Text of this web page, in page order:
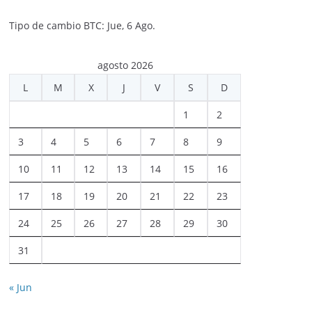
Tipo de cambio BTC: Jue, 6 Ago.
agosto 2026
L
M X J V S D
1 2
3 4 5 6 7 8 9
10 11 12 13 14 15 16
17 18 19 20 21 22 23
24 25 26 27 28 29 30
31
« Jun